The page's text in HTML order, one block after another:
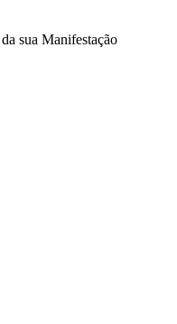
sua Manifestação